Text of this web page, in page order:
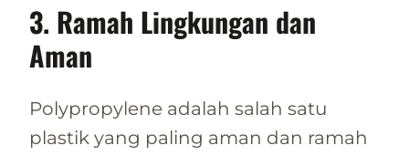
3. Ramah Lingkungan dan
Aman
Polypropylene adalah salah satu
plastik yang paling aman dan ramah